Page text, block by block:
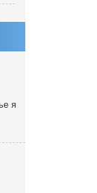
я